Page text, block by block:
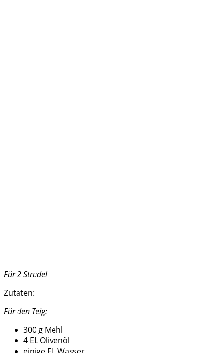
Für 2 Strudel
Zutaten:
Für den Teig:
300 g Mehl
4 EL Olivenöl